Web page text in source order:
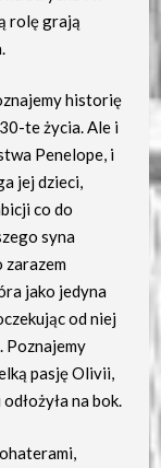
rolę grają
historię
te życia. Ale i
Penelope, i
jej dzieci,
co do
syna
jako jedyna
od niej
Poznajemy
pasję Olivii,
na bok.